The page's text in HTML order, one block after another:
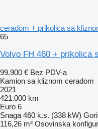
ceradom + prikolica sa
65
Volvo FH 460 + prikolica
99.900 € Bez PDV-a
Kamion sa kliznom ceradom
2021
421.000 km
Euro 6
Snaga 460 k.s. (338 kW)
116,26 m³ Osovinska